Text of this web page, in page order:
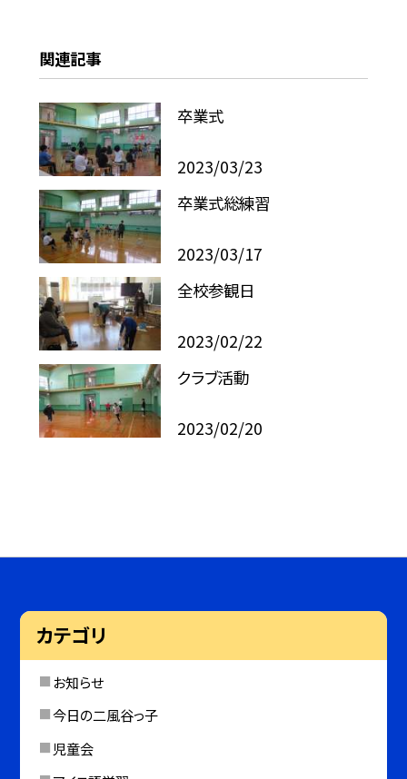
関連記事
卒業式
2023/03/23
卒業式総練習
2023/03/17
全校参観日
2023/02/22
クラブ活動
2023/02/20
カテゴリ
お知らせ
今日の二風谷っ子
児童会